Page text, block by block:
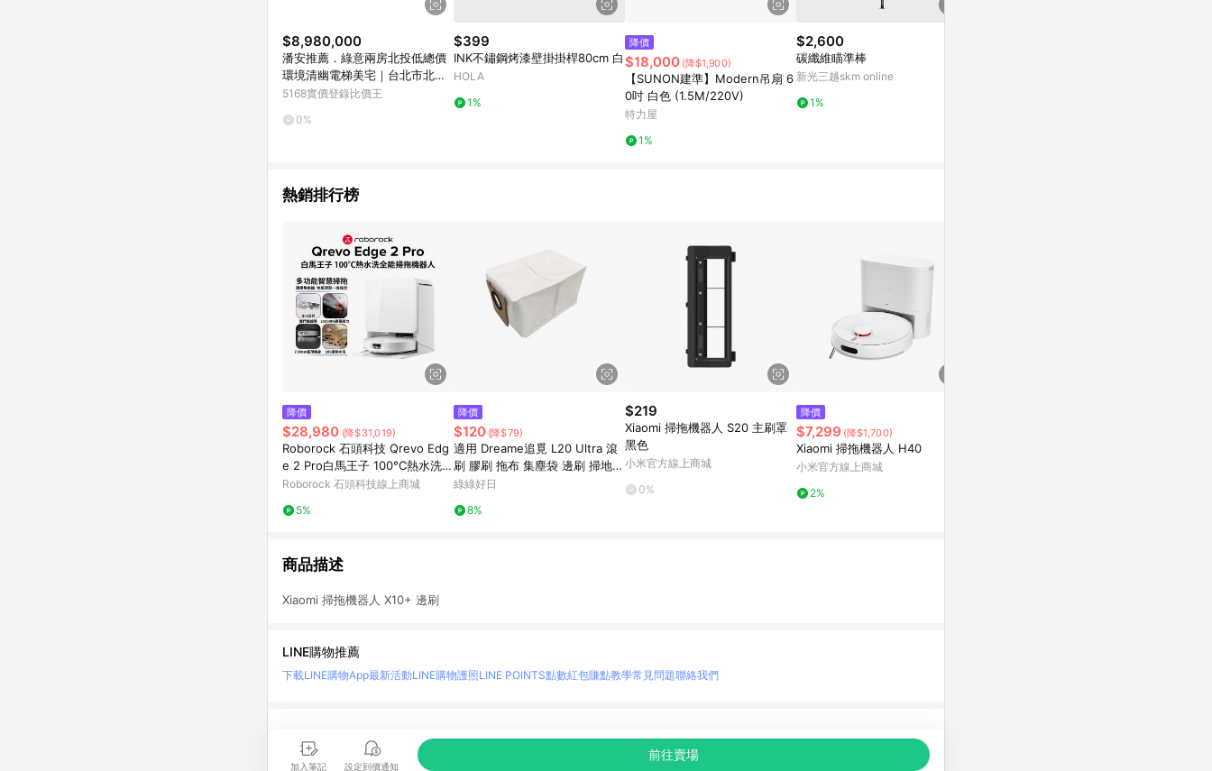
$8,980,000
潘安推薦．綠意兩房北投低總價
環境清幽電梯美宅｜台北市北投
區溫泉路
5168實價登錄比價王
0%
$399
INK不鏽鋼烤漆壁掛掛桿80cm 白
HOLA
1%
降價
$18,000 (降$1,900)
【SUNON建準】Modern吊扇 6
0吋 白色 (1.5M/220V)
特力屋
1%
$2,600
碳纖維瞄準棒
新光三越skm online
1%
熱銷排行榜
降價
$28,980 (降$31,019)
Roborock 石頭科技 Qrevo Edg
e 2 Pro白馬王子 100°C熱水洗全
能掃拖機器人(雙門檻越障3+1c
熱水洗/三重零纏繞)
Roborock 石頭科技線上商城
5%
降價
$120 (降$79)
適用 Dreame追覓 L20 Ultra 滾
刷 膠刷 拖布 集塵袋 邊刷 掃地機
器人掃地機掃拖機推薦配件 綠綠
綠綠好日
8%
$219
Xiaomi 掃拖機器人 S20 主刷罩
黑色
小米官方線上商城
0%
降價
$7,299 (降$1,700)
Xiaomi 掃拖機器人 H40
小米官方線上商城
2%
商品描述
Xiaomi 掃拖機器人 X10+ 邊刷
加入筆記 設定到價通知
前往賣場
LINE購物推薦
下載LINE購物App最新活動LINE購物護照LINE POINTS點數紅包賺點教學常見問題聯絡我們
LINE 購物是匯集購物情報與商品資訊的整合性平台，並依購物情報中的趨勢與風格做合作網路商家的延伸商品推薦，商品資料更新會有
時間差，請務必點擊商品至各合作網路商家，確認現售價與購物條件，一切資訊以合作廠商網頁為準。